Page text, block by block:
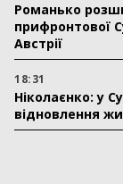
Романько
прифронтової
Австрії
18:31
Ніколаєнко: у
відновлення